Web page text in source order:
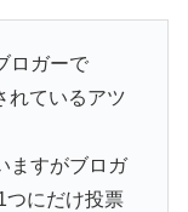
ロガーで
れているアツ
ますがブロガ
つにだけ投票